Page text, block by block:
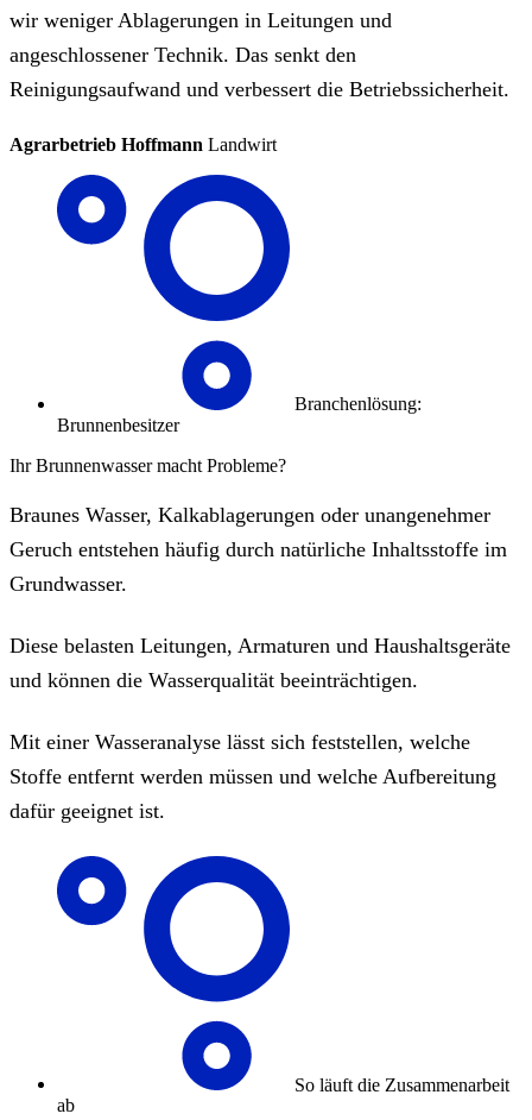
wir weniger Ablagerungen in Leitungen und
angeschlossener Technik. Das senkt den
Reinigungsaufwand und verbessert die Betriebssicherheit.
Agrarbetrieb Hoffmann Landwirt
Branchenlösung:
Brunnenbesitzer
Ihr Brunnenwasser macht Probleme?
Braunes Wasser, Kalkablagerungen oder unangenehmer
Geruch entstehen häufig durch natürliche Inhaltsstoffe im
Grundwasser.
Diese belasten Leitungen, Armaturen und Haushaltsgeräte
und können die Wasserqualität beeinträchtigen.
Mit einer Wasseranalyse lässt sich feststellen, welche
Stoffe entfernt werden müssen und welche Aufbereitung
dafür geeignet ist.
So läuft die Zusammenarbeit
ab